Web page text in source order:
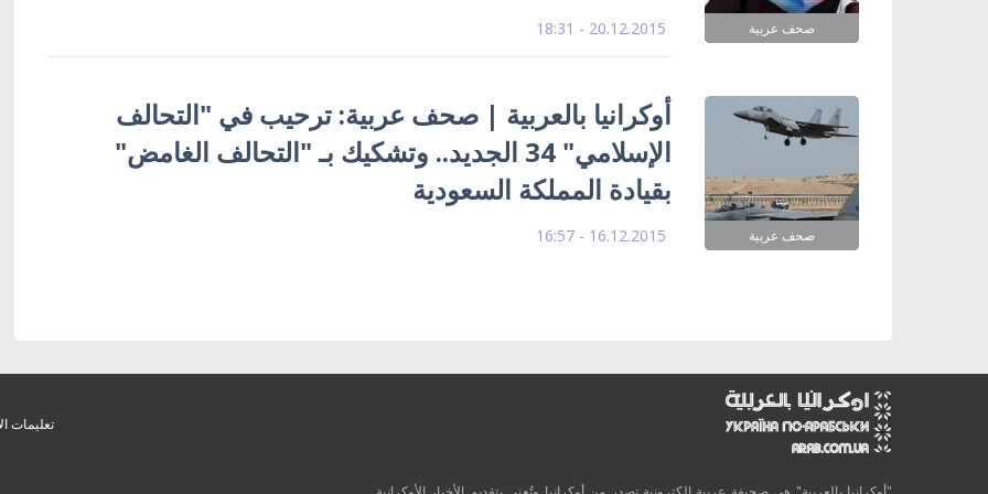
صحف عربية 20.12.2015 - 18:31
صحف عربية
أوكرانيا بالعربية | صحف عربية: ترحيب في "التحالف
الإسلامي" 34 الجديد.. وتشكيك بـ "التحالف الغامض"
بقيادة المملكة السعودية
16.12.2015 - 16:57
تعليمات